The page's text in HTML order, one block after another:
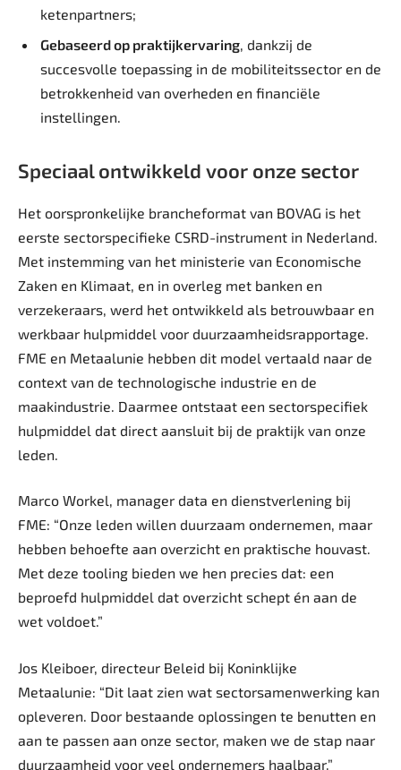
ketenpartners;
Gebaseerd op praktijkervaring, dankzij de
succesvolle toepassing in de mobiliteitssector en de
betrokkenheid van overheden en financiële
instellingen.
Speciaal ontwikkeld voor onze sector
Het oorspronkelijke brancheformat van BOVAG is het
eerste sectorspecifieke CSRD-instrument in Nederland.
Met instemming van het ministerie van Economische
Zaken en Klimaat, en in overleg met banken en
verzekeraars, werd het ontwikkeld als betrouwbaar en
werkbaar hulpmiddel voor duurzaamheidsrapportage.
FME en Metaalunie hebben dit model vertaald naar de
context van de technologische industrie en de
maakindustrie. Daarmee ontstaat een sectorspecifiek
hulpmiddel dat direct aansluit bij de praktijk van onze
leden.
Marco Workel, manager data en dienstverlening bij
FME: “Onze leden willen duurzaam ondernemen, maar
hebben behoefte aan overzicht en praktische houvast.
Met deze tooling bieden we hen precies dat: een
beproefd hulpmiddel dat overzicht schept én aan de
wet voldoet.”
Jos Kleiboer, directeur Beleid bij Koninklijke
Metaalunie: “Dit laat zien wat sectorsamenwerking kan
opleveren. Door bestaande oplossingen te benutten en
aan te passen aan onze sector, maken we de stap naar
duurzaamheid voor veel ondernemers haalbaar.”